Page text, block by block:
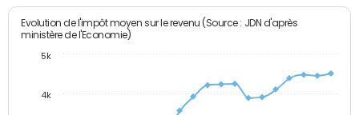
Evolution de l'impôt moyen sur le revenu (Source : JDN d'après
ministère de l'Economie)
4k
5k